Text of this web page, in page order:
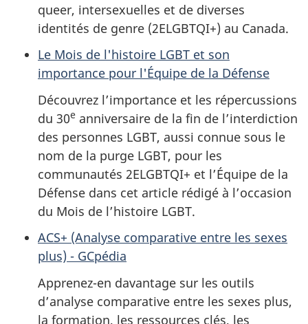
queer, intersexuelles et de diverses
identités de genre (2ELGBTQI+) au Canada.
Le Mois de l'histoire LGBT et son
importance pour l'Équipe de la Défense
Découvrez l’importance et les répercussions
du 30e anniversaire de la fin de l’interdiction
des personnes LGBT, aussi connue sous le
nom de la purge LGBT, pour les
communautés 2ELGBTQI+ et l’Équipe de la
Défense dans cet article rédigé à l’occasion
du Mois de l’histoire LGBT.
ACS+ (Analyse comparative entre les sexes
plus) - GCpédia
Apprenez-en davantage sur les outils
d’analyse comparative entre les sexes plus,
la formation, les ressources clés, les